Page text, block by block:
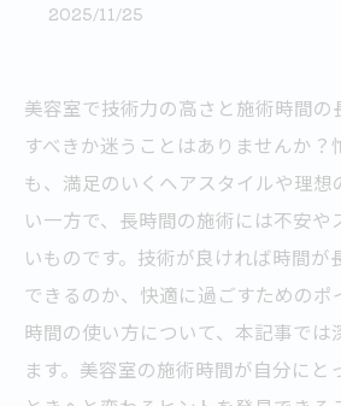
2025/11/25
美容室で技術力の高さと施術時間の
すべきか迷うことはありませんか？
も、満足のいくヘアスタイルや理想
い一方で、長時間の施術には不安や
いものです。技術が良ければ時間が
できるのか、快適に過ごすためのポ
時間の使い方について、本記事では
ます。美容室の施術時間が自分にと